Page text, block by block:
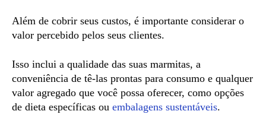
Além de cobrir seus custos, é importante considerar o
valor percebido pelos seus clientes.
Isso inclui a qualidade das suas marmitas, a
conveniência de tê-las prontas para consumo e qualquer
valor agregado que você possa oferecer, como opções
de dieta específicas ou embalagens sustentáveis.